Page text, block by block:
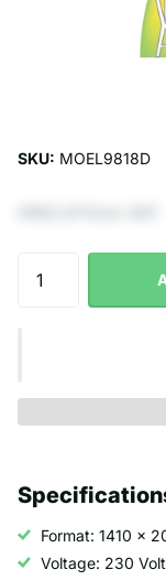
SKU: MOEL9818D
Format: 1410 x
Voltage: 230 Volt